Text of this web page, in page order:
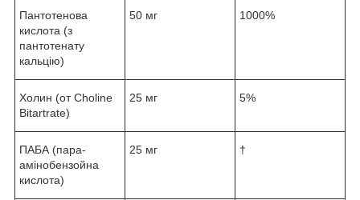
Пантотенова
кислота (з
пантотенату
кальцію)
50 мг 1000%
Холин (от Choline
Bitartrate)
25 мг 5%
ПАБА (пара-
амінобензойна
кислота)
25 мг †